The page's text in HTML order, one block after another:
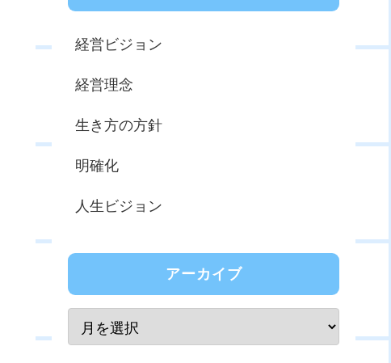
経営ビジョン
経営理念
生き方の方針
明確化
人生ビジョン
アーカイブ